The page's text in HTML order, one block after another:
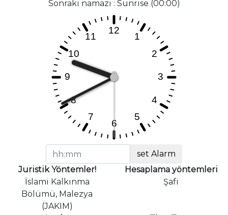
Sonraki namazı : Sunrise (00:00)
set Alarm
Juristik Yöntemler!
İslami Kalkınma
Bölümü, Malezya
(JAKIM)
Hesaplama yöntemleri
Şafi